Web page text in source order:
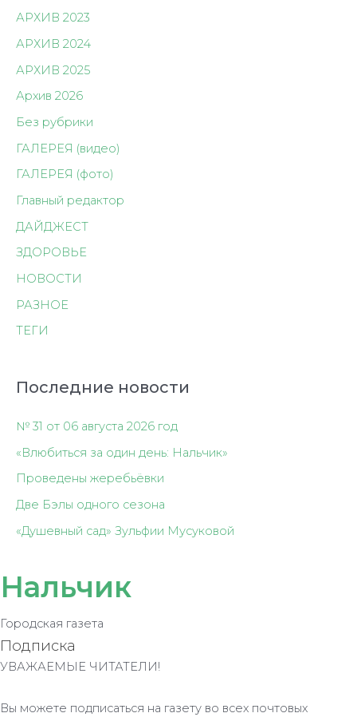
АРХИВ 2023
АРХИВ 2024
АРХИВ 2025
Архив 2026
Без рубрики
ГАЛЕРЕЯ (видео)
ГАЛЕРЕЯ (фото)
Главный редактор
ДАЙДЖЕСТ
ЗДОРОВЬЕ
НОВОСТИ
РАЗНОЕ
ТЕГИ
Последние новости
№ 31 от 06 августа 2026 год
«Влюбиться за один день: Нальчик»
Проведены жеребьёвки
Две Бэлы одного сезона
«Душевный сад» Зульфии Мусуковой
Нальчик
Городская газета
Подписка
УВАЖАЕМЫЕ ЧИТАТЕЛИ!
Вы можете подписаться на газету во всех почтовых